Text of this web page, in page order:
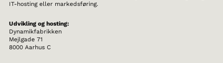
IT-hosting eller markedsføring.
Udvikling og hosting:
Dynamikfabrikken
Mejlgade 71
8000 Aarhus C